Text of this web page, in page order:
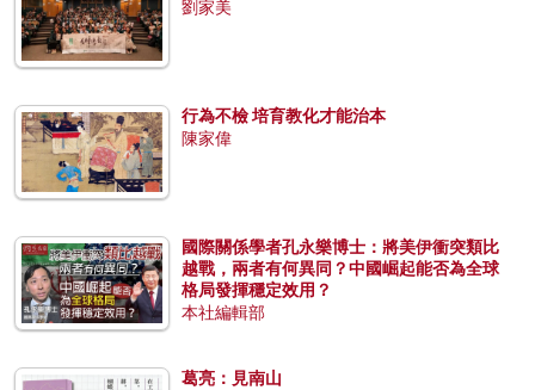
劉家美
行為不檢 培育教化才能治本
陳家偉
國際關係學者孔永樂博士：將美伊衝突類比
越戰，兩者有何異同？中國崛起能否為全球
格局發揮穩定效用？
本社編輯部
葛亮：見南山